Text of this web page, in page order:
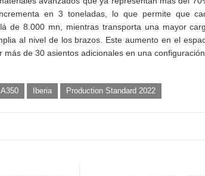
en 3 toneladas, lo que permite que
de 8.000 mn, mientras transporta una mayor
al nivel de los brazos. Este aumento en el
de 30 asientos adicionales en una
Iberia Production Standard 2022